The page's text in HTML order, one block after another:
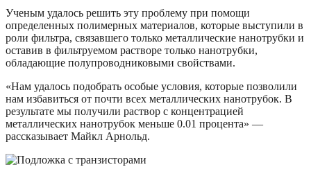
Ученым удалось решить эту проблему при помощи
определенных полимерных материалов, которые выступили в
роли фильтра, связавшего только металлические нанотрубки и
оставив в фильтруемом растворе только нанотрубки,
обладающие полупроводниковыми свойствами.
«Нам удалось подобрать особые условия, которые позволили
нам избавиться от почти всех металлических нанотрубок. В
результате мы получили раствор с концентрацией
металлических нанотрубок меньше 0.01 процента» —
рассказывает Майкл Арнольд.